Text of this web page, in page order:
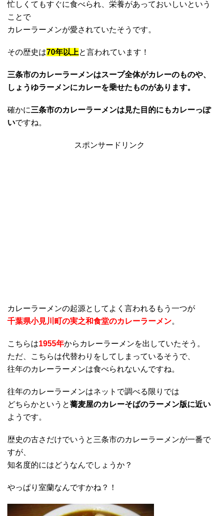
忙しくてもすぐに食べられ、栄養があっておいしいという
ことで
カレーラーメンが愛されていたそうです。
その歴史は70年以上と言われています！
三条市のカレーラーメンはスープ全体がカレーのものや、
しょうゆラーメンにカレーを乗せたものがあります。
確かに三条市のカレーラーメンは見た目的にもカレーっぽ
いですね。
スポンサードリンク
カレーラーメンの起源としてよく言われるもう一つが
千葉県小見川町の実之和食堂のカレーラーメン。
こちらは1955年からカレーラーメンを出していたそう。
ただ、こちらは代替わりをしてしまっているそうで、
往年のカレーラーメンは食べられないんですね。
往年のカレーラーメンはネットで調べる限りでは
どちらかというと蕎麦屋のカレーそばのラーメン版に近い
ようです。
歴史の古さだけでいうと三条市のカレーラーメンが一番で
すが、
知名度的にはどうなんでしょうか？
やっぱり室蘭なんですかね？！